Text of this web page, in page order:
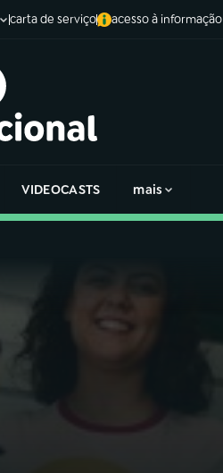
carta de serviço acesso à informação
VIDEOCASTS mais